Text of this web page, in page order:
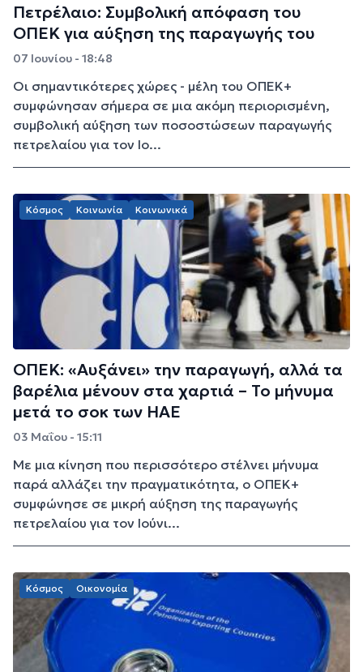
Πετρέλαιο: Συμβολική απόφαση του
ΟΠΕΚ για αύξηση της παραγωγής του
07 Ιουνίου - 18:48
Οι σημαντικότερες χώρες - μέλη του ΟΠΕΚ+
συμφώνησαν σήμερα σε μια ακόμη περιορισμένη,
συμβολική αύξηση των ποσοστώσεων παραγωγής
πετρελαίου για τον Ιο...
Κόσμος Κοινωνία Κοινωνικά
ΟΠΕΚ: «Αυξάνει» την παραγωγή, αλλά τα
βαρέλια μένουν στα χαρτιά – Το μήνυμα
μετά το σοκ των ΗΑΕ
03 Μαΐου - 15:11
Με μια κίνηση που περισσότερο στέλνει μήνυμα
παρά αλλάζει την πραγματικότητα, ο ΟΠΕΚ+
συμφώνησε σε μικρή αύξηση της παραγωγής
πετρελαίου για τον Ιούνι...
Κόσμος Οικονομία